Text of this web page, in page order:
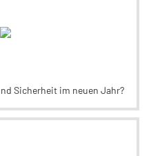
Sicherheit im neuen Jahr?